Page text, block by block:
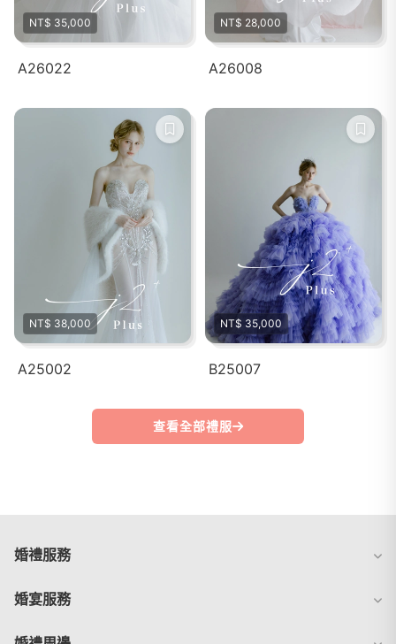
NT$ 35,000
A26022
NT$ 28,000
A26008
NT$ 38,000
A25002
NT$ 35,000
B25007
查看全部禮服
婚禮服務
婚宴服務